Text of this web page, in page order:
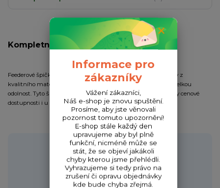
Kompletní specifikace
Feederové špičky Mivardi jsou precizně zpracovány a vyrobeny z
kvalitního materiálu, který dodává špičkám houževnatost a velkou
odolnost. Tyto špičky si našly oblibu nejen u závodníků, ale díky cenové
dostupnosti i u rekreačních feederařů.
Potřebujete poradit?
Informace pro
zákazníky
Vážení zákazníci,
Náš e-shop je znovu spuštění.
Prosíme, aby jste věnovali
pozornost tomuto upozornění!
E-shop stále každý den
upravujeme aby byl plně
funkční, nicméně může se
stát, že se objeví jakákoli
chyby kterou jsme přehlédli.
Vyhrazujeme si tedy právo na
zrušení či opravu objednávky
kde bude chyba zřejmá.